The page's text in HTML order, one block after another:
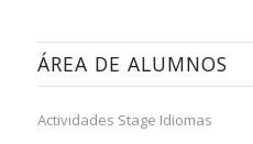
ÁREA DE ALUMNOS
Actividades Stage Idiomas